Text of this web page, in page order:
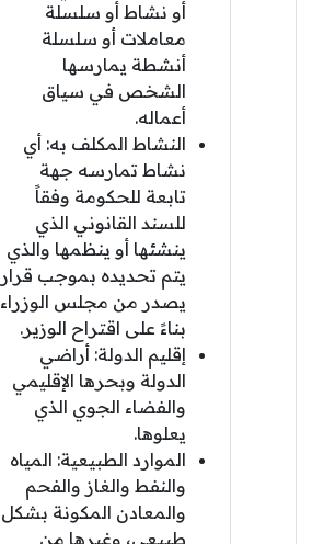
أو نشاط أو سلسلة
معاملات أو سلسلة
أنشطة يمارسها
الشخص في سياق
أعماله.
النشاط المكلف به: أي
نشاط تمارسه جهة
تابعة للحكومة وفقاً
للسند القانوني الذي
ينشئها أو ينظمها والذي
يتم تحديده بموجب قرار
يصدر من مجلس الوزراء
بناءً على اقتراح الوزير.
إقليم الدولة: أراضي
الدولة وبحرها الإقليمي
والفضاء الجوي الذي
يعلوها.
الموارد الطبيعية: المياه
والنفط والغاز والفحم
والمعادن المكونة بشكل
طبيعي، وغيرها من